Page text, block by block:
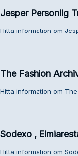
Jesper Personlig
Hitta information om
The Fashion
Hitta information om
Sodexo ,
Hitta information om